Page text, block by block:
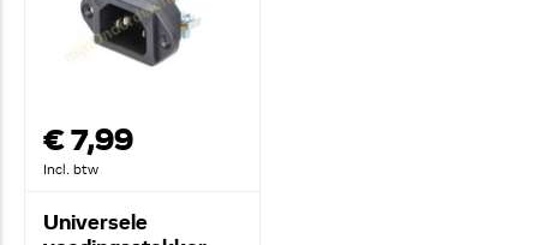
€ 7,99
Incl. btw
Universele